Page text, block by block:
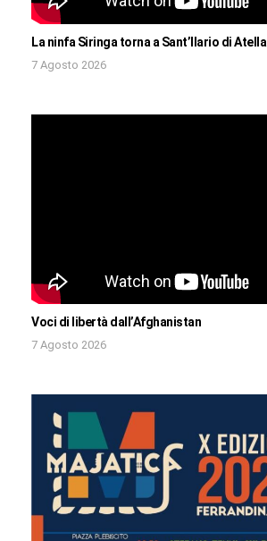
La ninfa Siringa torna a Sant’Ilario di Atella
7 Agosto 2026
Voci di libertà dall’Afghanistan
7 Agosto 2026